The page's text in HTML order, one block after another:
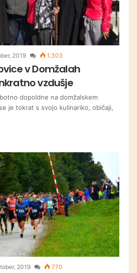
2019 1.303
v Domžalah
vzdušje
dopoldne na domžalskem
je tokrat s svojo kulinariko, običaji,
2019 770